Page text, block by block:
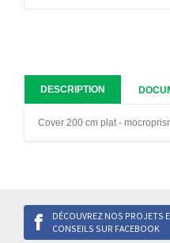
DESCRIPTION
Cover 200 cm plat -
DÉCOUVREZ NOS PROJETS
CONSEILS SUR FACEBOOK